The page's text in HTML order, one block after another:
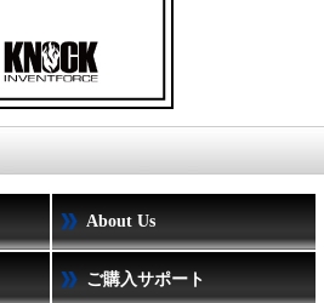
About Us
ご購入サポート